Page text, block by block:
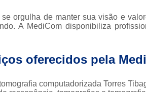
Tomografias
orgulha de manter sua visão e
A MediCom disponibiliza
oferecidos pela
computadorizada Torres